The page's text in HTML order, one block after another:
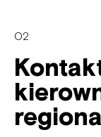
02